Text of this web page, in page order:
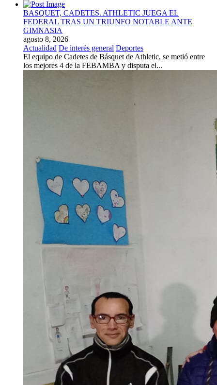
BASQUET, CADETES. ATHLETIC JUEGA EL
FEDERAL TRAS UN TRIUNFO NOTABLE ANTE
GIMNASIA
agosto 8, 2026
Actualidad De interés general Deportes
El equipo de Cadetes de Básquet de Athletic, se metió entre
los mejores 4 de la FEBAMBA y disputa el...